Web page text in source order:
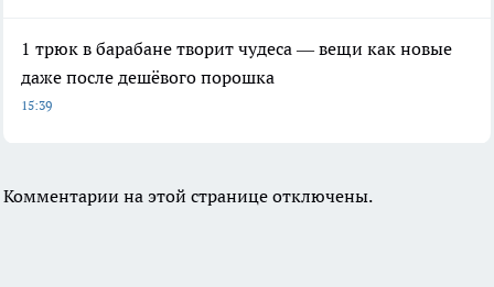
1 трюк в барабане творит чудеса — вещи как новые
даже после дешёвого порошка
15:39
Комментарии на этой странице отключены.